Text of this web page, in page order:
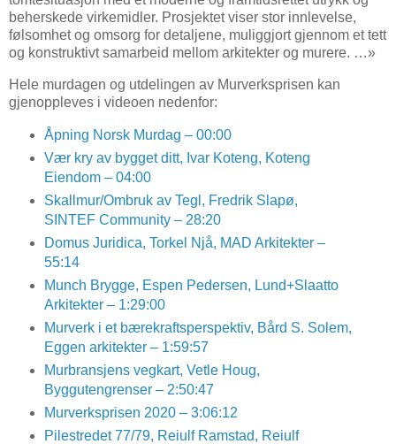
beherskede virkemidler. Prosjektet viser stor innlevelse,
følsomhet og omsorg for detaljene, muliggjort gjennom et tett
og konstruktivt samarbeid mellom arkitekter og murere. …»
Hele murdagen og utdelingen av Murverksprisen kan
gjenoppleves i videoen nedenfor:
Åpning Norsk Murdag – 00:00
Vær kry av bygget ditt, Ivar Koteng, Koteng
Eiendom – 04:00
Skallmur/Ombruk av Tegl, Fredrik Slapø,
SINTEF Community – 28:20
Domus Juridica, Torkel Njå, MAD Arkitekter –
55:14
Munch Brygge, Espen Pedersen, Lund+Slaatto
Arkitekter – 1:29:00
Murverk i et bærekraftsperspektiv, Bård S. Solem,
Eggen arkitekter – 1:59:57
Murbransjens vegkart, Vetle Houg,
Byggutengrenser – 2:50:47
Murverksprisen 2020 – 3:06:12
Pilestredet 77/79, Reiulf Ramstad, Reiulf